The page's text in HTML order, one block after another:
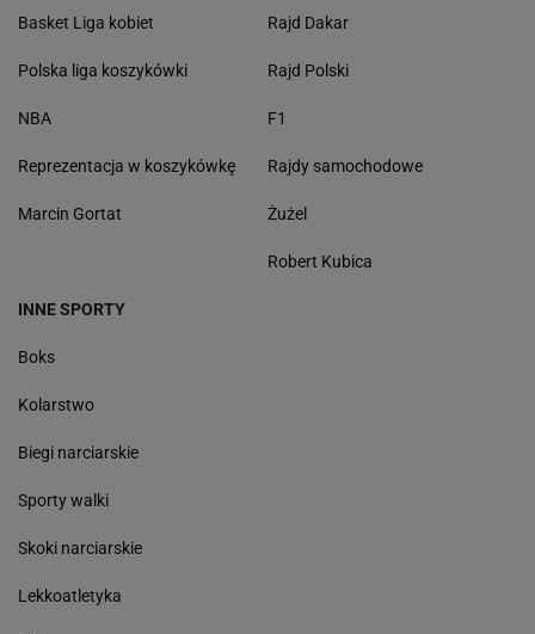
Basket Liga kobiet
Polska liga koszykówki
NBA
Reprezentacja w koszykówkę
Marcin Gortat
Rajd Dakar
Rajd Polski
F1
Rajdy samochodowe
Żużel
Robert Kubica
INNE SPORTY
Boks
Kolarstwo
Biegi narciarskie
Sporty walki
Skoki narciarskie
Lekkoatletyka